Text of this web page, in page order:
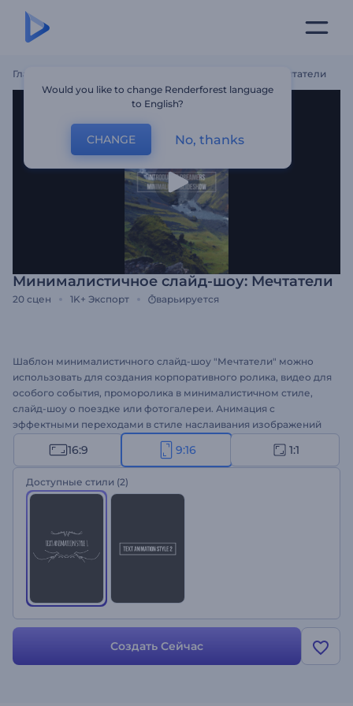
Главная Минималистичное Слайд-Шоу: Мечтатели
Минималистичное слайд-шоу: Мечтатели
20 сцен 1K+ Экспорт варьируется
Шаблон минималистичного слайд-шоу "Мечтатели" можно
использовать для создания корпоративного ролика, видео для
особого события, проморолика в минималистичном стиле,
слайд-шоу о поездке или фотогалереи. Анимация с
эффектными переходами в стиле наслаивания изображений
позволит создать простое, но при этом привлекательное
видео. С помощью гибких инструментов в шаблоне можно
отредактировать текст и добавить музыку. Загрузите свои
изображения или видео, введите текст, подберите
16:9 9:16 1:1
Доступные стили (2)
Создать Сейчас
Would you like to change Renderforest language
to English?
CHANGE No, thanks